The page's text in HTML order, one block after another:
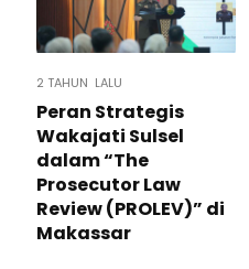
2 TAHUN LALU
Peran Strategis
Wakajati Sulsel
dalam “The
Prosecutor Law
Review (PROLEV)” di
Makassar